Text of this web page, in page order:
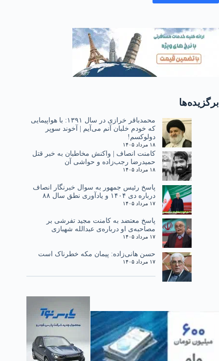
برگزیده‌ها
محمدباقر خرازی در سال ۱۳۹۱: با هواپیمایی
که خودم خلبان آنم می‌آیم | آخوند سوپر
دولوکسم!
۱۸ مرداد ۱۴۰۵
کامنت انصاف | واکنش مخاطبان به خبر قتل
حمیدرضا رجب‌زاده و حواشی آن
۱۸ مرداد ۱۴۰۵
پاسخ رئیس جمهور به سوال خبرنگار انصاف
درباره دی ۱۴۰۴ و یادآوری نطق سال ۸۸
۱۷ مرداد ۱۴۰۵
پاسخ معتضد به کامنت مجید تفرشی بر
مصاحبه‌ی او درباره‌ی عبدالله شهبازی
۱۷ مرداد ۱۴۰۵
حسن هانی‌زاده: پیمان مکه خطرناک است
۱۷ مرداد ۱۴۰۵